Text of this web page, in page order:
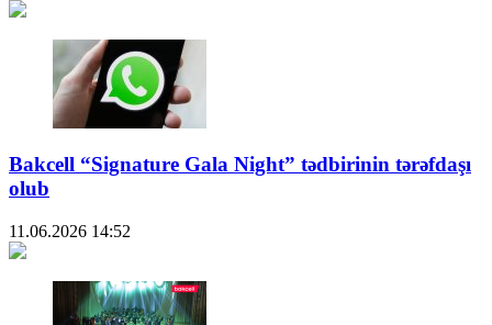
Bakcell “Signature Gala Night” tədbirinin tərəfdaşı
olub
11.06.2026 14:52